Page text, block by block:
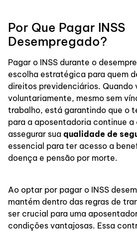
Por Que Pagar INSS
Desempregado?
Pagar o INSS durante o
escolha estratégica para quem
direitos previdenciários. Quando
voluntariamente, mesmo sem
trabalho, está garantindo que o
para a aposentadoria continue
assegurar sua qualidade de
essencial para ter acesso a
doença e pensão por morte.
Ao optar por pagar o INSS
mantém dentro das regras de
ser crucial para uma
condições vantajosas. Essa